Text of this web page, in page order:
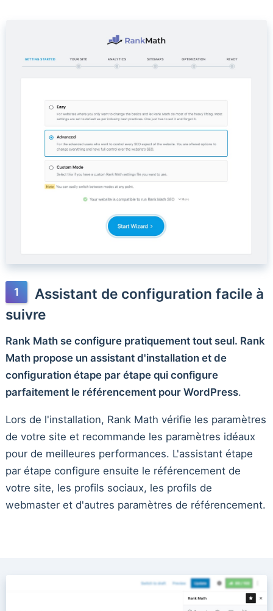
Assistant de configuration facile à
suivre
Rank Math se configure pratiquement tout seul. Rank
Math propose un assistant d'installation et de
configuration étape par étape qui configure
parfaitement le référencement pour WordPress.
Lors de l'installation, Rank Math vérifie les paramètres
de votre site et recommande les paramètres idéaux
pour de meilleures performances. L'assistant étape
par étape configure ensuite le référencement de
votre site, les profils sociaux, les profils de
webmaster et d'autres paramètres de référencement.